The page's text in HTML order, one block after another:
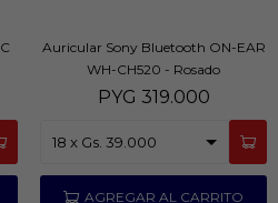
Auricular Sony Bluetooth ON-EAR
WH-CH520 - Rosado
PYG 319.000